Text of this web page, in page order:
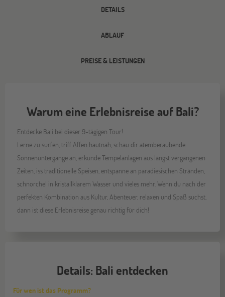
DETAILS
ABLAUF
PREISE & LEISTUNGEN
Warum eine Erlebnisreise auf Bali?
Entdecke Bali bei dieser 9-tägigen Tour!
Lerne zu surfen, triff Affen hautnah, schau dir atemberaubende
Sonnenuntergänge an, erkunde Tempelanlagen aus längst vergangenen
Zeiten, iss traditionelle Speisen, entspanne an paradiesischen Stränden,
schnorchel in kristallklarem Wasser und vieles mehr. Wenn du nach der
perfekten Kombination aus Kultur, Abenteuer, relaxen und Spaß suchst,
dann ist diese Erlebnisreise genau richtig für dich!
Details: Bali entdecken
Für wen ist das Programm?